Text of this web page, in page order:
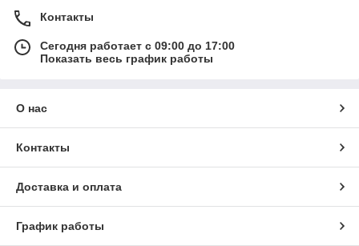
Контакты
Сегодня работает с 09:00 до 17:00
Показать весь график работы
О нас
Контакты
Доставка и оплата
График работы